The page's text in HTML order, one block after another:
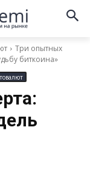
Три опытных
биткоина»